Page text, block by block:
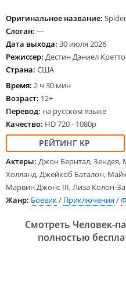
Оригинальное название:
Слоган: —
Дата выхода: 30 июля 2026
Режиссер: Дестин Дэниел
Страна: США
Время: 2 ч 30 мин
Возраст: 12+
Перевод: на русском языке
Качество: HD 720 - 1080p
Актеры: Джон Бернтал, Зендея,
Холланд, Джейкоб Баталон,
Марвин Джонс III, Лиза Колон-
Жанр: Боевик/ Приключения/
Смотреть Человек-
полностью